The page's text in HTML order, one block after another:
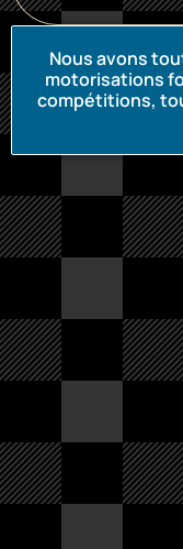
Nous avons
motorisations
compétitions,